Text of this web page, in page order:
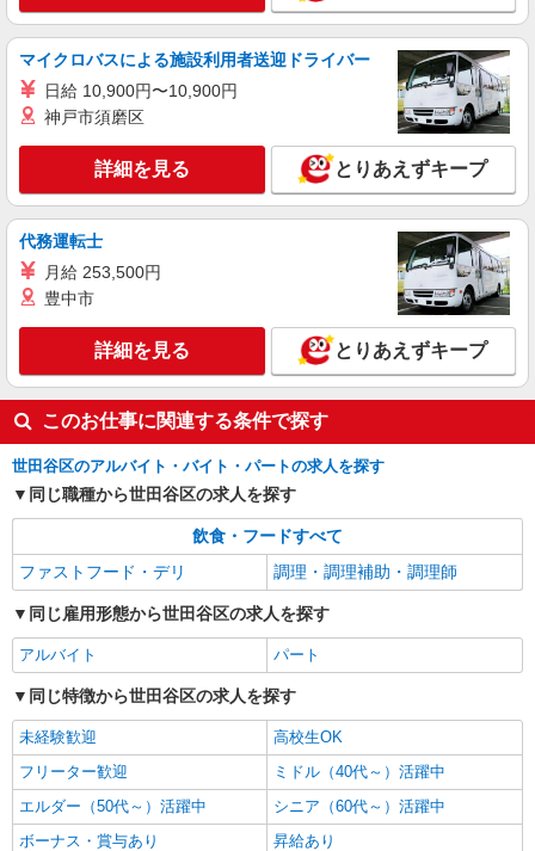
そんぽの家Ｓ 成城西
調理補助スタッフ
時給1340円〜1410円 ※経験等による ★早朝時
給設定あり ★希望収入がありましたら、ご相談い
ただければ希望条件に合うかの確認もいたしま
す。 ★時間外手当別途支給 ★上記金額は働きがい
向上手当を含みます。 ★働きがい向上手当※26年
6月改定（地域により異なる） 社会保険加入者
東京都世田谷区喜多見9丁目22-7
キープ 詳細を見る
アルバイト
コンパスグループ・ジャパン株式会社 39277_p
時給1,700円以上 試用期間中 時給1,700円以上
(試用期間2ヶ月) 残業が発生した場合、残業代を1
分単位で別途支給します。
アリア等々力の杜 （東京都世田谷区等々力1-
22）
キープ 詳細を見る
マイクロバスによる施設利用者送迎ドライバー
日給 10,900円〜10,900円
神戸市須磨区
詳細を見る とりあえずキープ
代務運転士
月給 253,500円
豊中市
詳細を見る とりあえずキープ
このお仕事に関連する条件で探す
世田谷区のアルバイト・バイト・パートの求人を探す
同じ職種から世田谷区の求人を探す
飲食・フードすべて
ファストフード・デリ
調理・調理補助・調理師
同じ雇用形態から世田谷区の求人を探す
アルバイト パート
同じ特徴から世田谷区の求人を探す
未経験歓迎
高校生OK
フリーター歓迎
ミドル（40代～）活躍中
エルダー（50代～）活躍中
シニア（60代～）活躍中
ボーナス・賞与あり
昇給あり